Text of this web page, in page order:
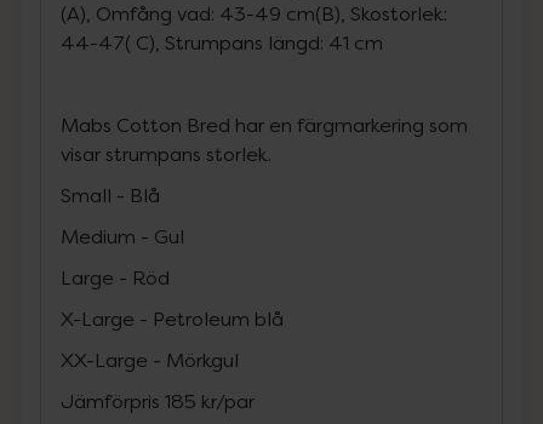
(A), Omfång vad: 43-49 cm(B), Skostorlek:
44-47( C), Strumpans längd: 41 cm
Mabs Cotton Bred har en färgmarkering som
visar strumpans storlek.
Small - Blå
Medium - Gul
Large - Röd
X-Large - Petroleum blå
XX-Large - Mörkgul
Jämförpris 185 kr/par